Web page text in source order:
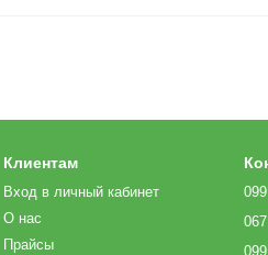
Клиентам
Вход в личный кабинет
О нас
Прайсы